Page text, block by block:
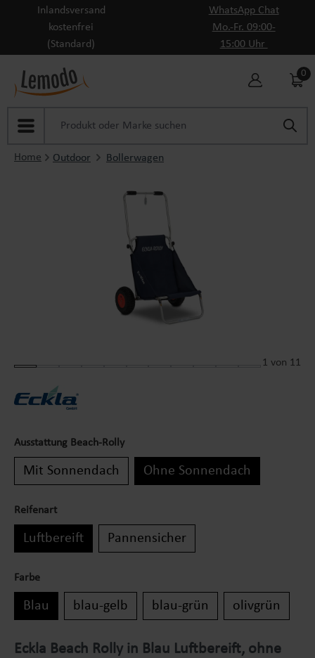
Zum Hauptinhalt springen
Inlandsversand
kostenfrei
(Standard)
WhatsApp Chat
Mo.-Fr. 09:00-
15:00 Uhr
0
Home Outdoor Bollerwagen
1 von 11
Ausstattung Beach-Rolly
Mit Sonnendach Ohne Sonnendach
Reifenart
Luftbereift Pannensicher
Farbe
Blau blau-gelb blau-grün olivgrün
Eckla Beach Rolly in Blau Luftbereift, ohne